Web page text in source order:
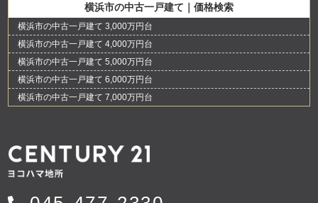
横浜市の中古一戸建て｜価格検索
横浜市の中古一戸建て 3,000万円台
横浜市の中古一戸建て 4,000万円台
横浜市の中古一戸建て 5,000万円台
横浜市の中古一戸建て 6,000万円台
横浜市の中古一戸建て 7,000万円台